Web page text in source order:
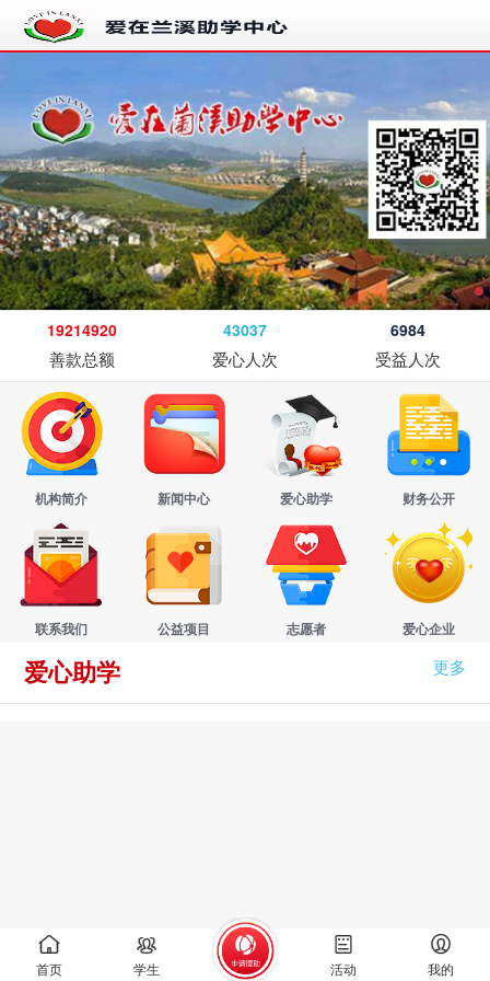
首页 学生 活动 我的
19214920
善款总额
43037
爱心人次
6984
受益人次
机构简介 新闻中心 爱心助学 财务公开
联系我们 公益项目 志愿者 爱心企业
更多
爱心助学